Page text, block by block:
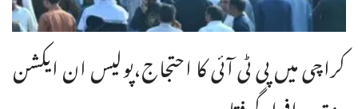
کراچی میں پی ٹی آئی کا احتجاج،پولیس ان ایکشن